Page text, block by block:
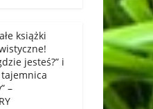
książki
jesteś?” i
tajemnica
–